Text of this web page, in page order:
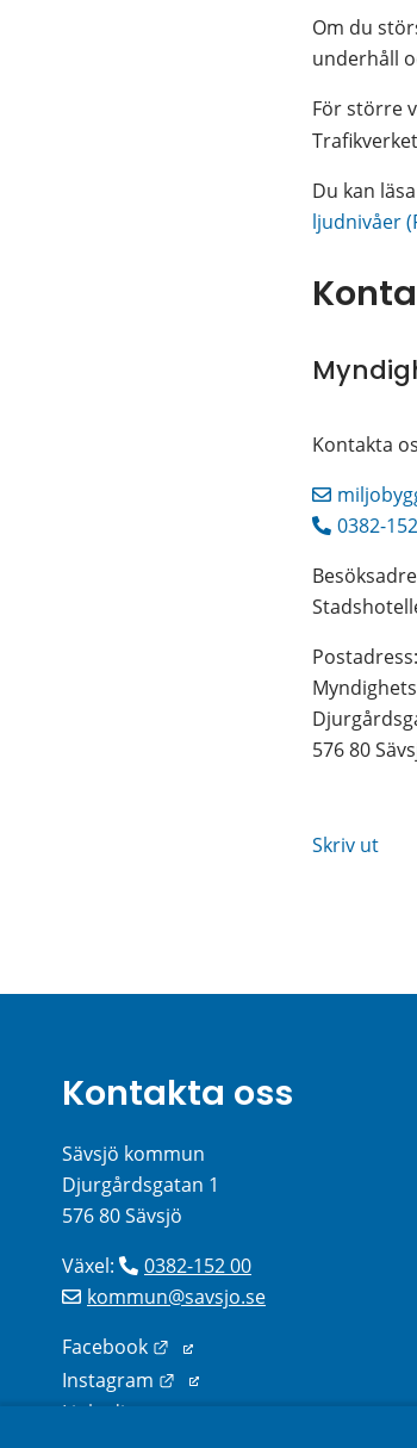
Om du
underhåll
För större
Du kan
ljudnivåer
Kontakta
0382-
Postadress:
576 80
Skriv ut
Kontakta oss
Sävsjö kommun
Djurgårdsgatan 1
576 80 Sävsjö
Växel:
0382-152 00
kommun@savsjo.se
Facebook
Länk till annan webbplats.
Instagram
Länk till annan webbplats.
Linkedin